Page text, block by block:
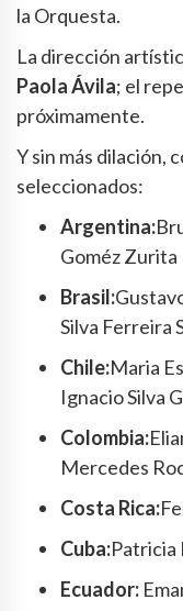
la Orquesta.
La dirección
Paola Ávila; el
próximamente.
Y sin más dilación,
seleccionados:
Argentina:
Goméz Zurita
Brasil:
Silva Ferreira
Chile:Maria
Ignacio Silva
Colombia:
Mercedes
Costa Rica:
Cuba:Patricia
Ecuador: